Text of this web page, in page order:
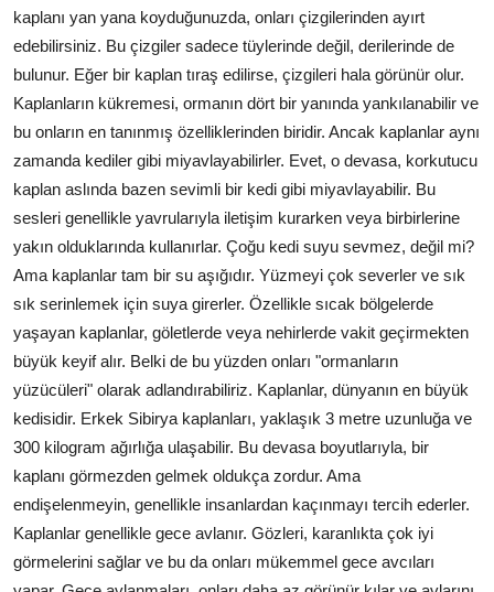
kaplanı yan yana koyduğunuzda, onları çizgilerinden ayırt
edebilirsiniz. Bu çizgiler sadece tüylerinde değil, derilerinde de
bulunur. Eğer bir kaplan tıraş edilirse, çizgileri hala görünür olur.
Kaplanların kükremesi, ormanın dört bir yanında yankılanabilir ve
bu onların en tanınmış özelliklerinden biridir. Ancak kaplanlar aynı
zamanda kediler gibi miyavlayabilirler. Evet, o devasa, korkutucu
kaplan aslında bazen sevimli bir kedi gibi miyavlayabilir. Bu
sesleri genellikle yavrularıyla iletişim kurarken veya birbirlerine
yakın olduklarında kullanırlar. Çoğu kedi suyu sevmez, değil mi?
Ama kaplanlar tam bir su aşığıdır. Yüzmeyi çok severler ve sık
sık serinlemek için suya girerler. Özellikle sıcak bölgelerde
yaşayan kaplanlar, göletlerde veya nehirlerde vakit geçirmekten
büyük keyif alır. Belki de bu yüzden onları "ormanların
yüzücüleri" olarak adlandırabiliriz. Kaplanlar, dünyanın en büyük
kedisidir. Erkek Sibirya kaplanları, yaklaşık 3 metre uzunluğa ve
300 kilogram ağırlığa ulaşabilir. Bu devasa boyutlarıyla, bir
kaplanı görmezden gelmek oldukça zordur. Ama
endişelenmeyin, genellikle insanlardan kaçınmayı tercih ederler.
Kaplanlar genellikle gece avlanır. Gözleri, karanlıkta çok iyi
görmelerini sağlar ve bu da onları mükemmel gece avcıları